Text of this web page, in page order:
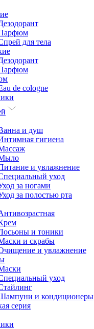
для тела
de cologne
и душ
гигиена
и увлажнение
уход
за ногами
за полостью рта
и тоники
и скрабы
и увлажнение
уход
и кондиционеры
серия